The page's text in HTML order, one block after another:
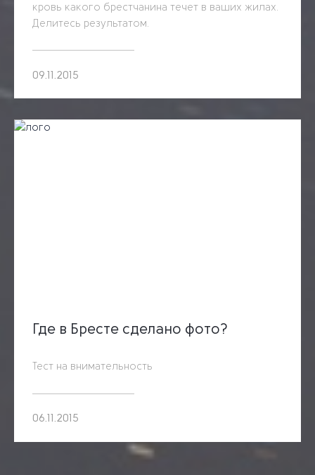
кровь какого брестчанина течет в ваших жилах.
Делитесь результатом.
09.11.2015
Где в Бресте сделано фото?
Тест на внимательность
06.11.2015